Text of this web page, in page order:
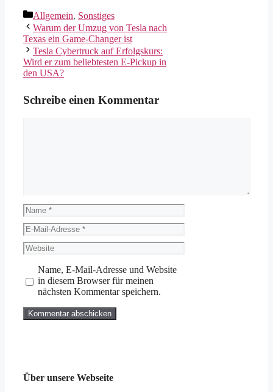
Kategorien
Allgemein, Sonstiges
Warum der Umzug von Tesla nach
Texas ein Game-Changer ist
Tesla Cybertruck auf Erfolgskurs:
Wird er zum beliebtesten E-Pickup in
den USA?
Schreibe einen Kommentar
Name
E-
Mail-
Adresse
Website
Name, E-Mail-Adresse und Website
in diesem Browser für meinen
nächsten Kommentar speichern.
Über unsere Webseite